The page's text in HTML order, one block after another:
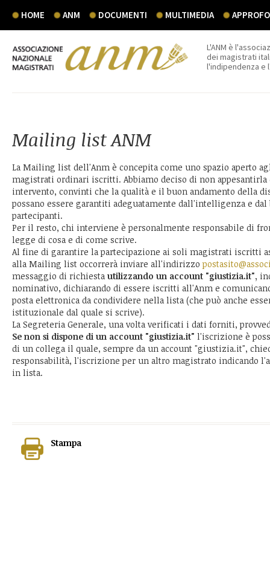
HOME ANM DOCUMENTI MULTIMEDIA
L'ANM è
dei magistrati
l'indipendenza e
Mailing list ANM
La Mailing list dell'Anm è concepita come uno spazio aperto
magistrati ordinari iscritti. Abbiamo deciso di non
intervento, convinti che la qualità e il buon andamento della
possano essere garantiti adeguatamente dall'intelligenza e dal
partecipanti.
Per il resto, chi interviene è personalmente responsabile di
legge di cosa e di come scrive.
Al fine di garantire la partecipazione ai soli magistrati iscritti
alla Mailing list occorrerà inviare all'indirizzo
messaggio di richiesta utilizzando un account "giustizia.it",
nominativo, dichiarando di essere iscritti all'Anm e
posta elettronica da condividere nella lista (che può anche
istituzionale dal quale si scrive).
La Segreteria Generale, una volta verificati i dati forniti,
Se non si dispone di un account "giustizia.it" l'iscrizione è
di un collega il quale, sempre da un account "giustizia.it",
responsabilità, l'iscrizione per un altro magistrato indicando
in lista.
Stampa